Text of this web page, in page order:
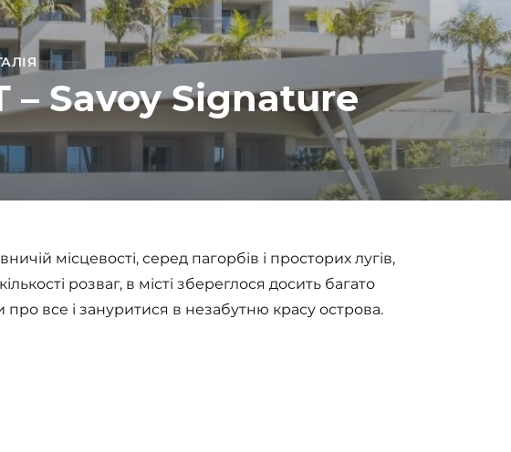
– Savoy Signature
місцевості, серед пагорбів і просторих лугів,
розваг, в місті збереглося досить багато
про все і зануритися в незабутню красу острова.